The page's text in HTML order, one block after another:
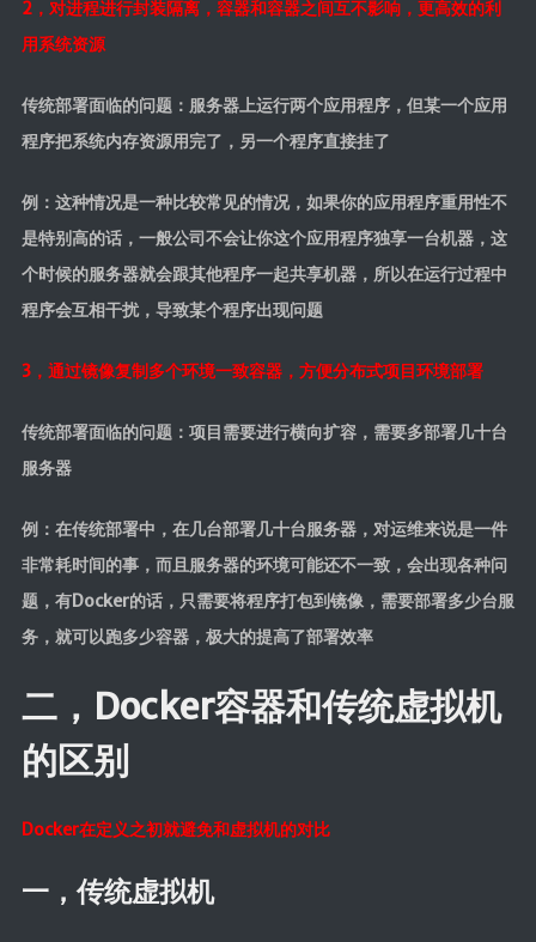
2，对进程进行封装隔离，容器和容器之间互不影响，更高效的利
用系统资源
传统部署面临的问题：服务器上运行两个应用程序，但某一个应用
程序把系统内存资源用完了，另一个程序直接挂了
例：这种情况是一种比较常见的情况，如果你的应用程序重用性不
是特别高的话，一般公司不会让你这个应用程序独享一台机器，这
个时候的服务器就会跟其他程序一起共享机器，所以在运行过程中
程序会互相干扰，导致某个程序出现问题
3，通过镜像复制多个环境一致容器，方便分布式项目环境部署
传统部署面临的问题：项目需要进行横向扩容，需要多部署几十台
服务器
例：在传统部署中，在几台部署几十台服务器，对运维来说是一件
非常耗时间的事，而且服务器的环境可能还不一致，会出现各种问
题，有Docker的话，只需要将程序打包到镜像，需要部署多少台服
务，就可以跑多少容器，极大的提高了部署效率
二，Docker容器和传统虚拟机
的区别
Docker在定义之初就避免和虚拟机的对比
一，传统虚拟机